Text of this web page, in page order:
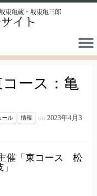
ース：亀
ール 情報 on 2023年4月3
催「東コース 松